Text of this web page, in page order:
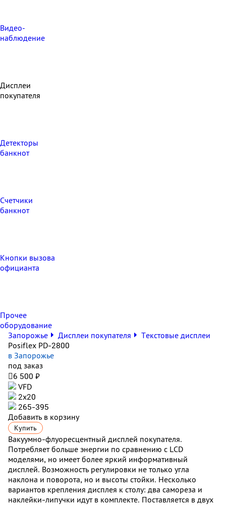
Видео‑
наблюдение
Дисплеи
покупателя
Детекторы
банкнот
Счетчики
банкнот
Кнопки вызова
официанта
Прочее
оборудование
Запорожье
Дисплеи покупателя
Текстовые дисплеи
Posiflex PD-2800
в Запорожье
под заказ
6 500 ₽
VFD
2х20
265-395
Добавить в корзину
Купить
Вакуумно-флуоресцентный дисплей покупателя.
Потребляет больше энергии по сравнению с LCD
моделями, но имеет более яркий информативный
дисплей. Возможность регулировки не только угла
наклона и поворота, но и высоты стойки. Несколько
вариантов крепления дисплея к столу: два самореза и
наклейки-липучки идут в комплекте. Поставляется в двух